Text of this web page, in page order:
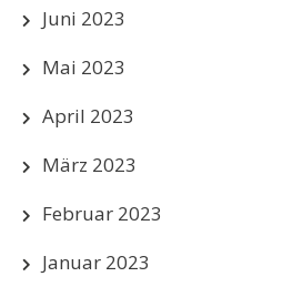
Juni 2023
Mai 2023
April 2023
März 2023
Februar 2023
Januar 2023